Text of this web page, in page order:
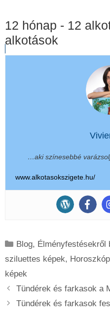
12 hónap - 12
alkotások
…aki színesebbé
www.alkotasokszigete.hu/
Kategória
Blog, Élményfestésekről
sziluettes képek,
képek
Tündérek és farkasok a
Tündérek és farkasok